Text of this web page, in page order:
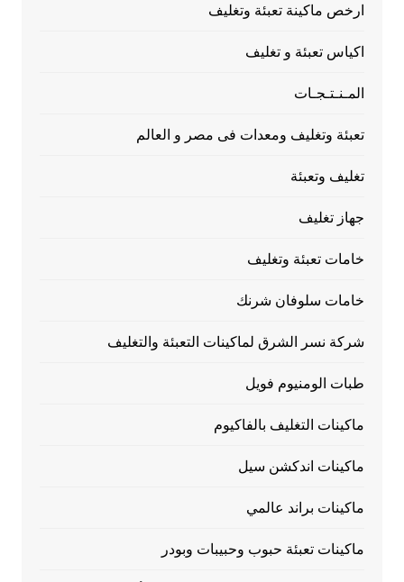
ارخص ماكينة تعبئة وتغليف
اكياس تعبئة و تغليف
المـنـتـجـات
تعبئة وتغليف ومعدات فى مصر و العالم
تغليف وتعبئة
جهاز تغليف
خامات تعبئة وتغليف
خامات سلوفان شرنك
شركة نسر الشرق لماكينات التعبئة والتغليف
طبات الومنيوم فويل
ماكينات التغليف بالفاكيوم
ماكينات اندكشن سيل
ماكينات براند عالمي
ماكينات تعبئة حبوب وحبيبات وبودر